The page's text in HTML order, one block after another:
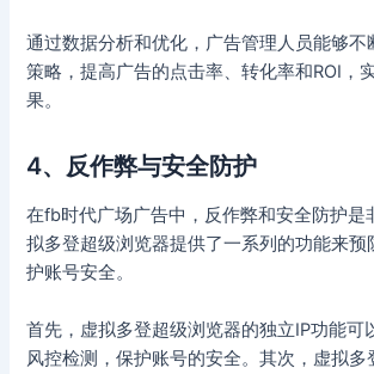
通过数据分析和优化，广告管理人员能够不
策略，提高广告的点击率、转化率和ROI，
果。
4、反作弊与安全防护
在fb时代广场广告中，反作弊和安全防护是
拟多登超级浏览器提供了一系列的功能来预
护账号安全。
首先，虚拟多登超级浏览器的独立IP功能可
风控检测，保护账号的安全。其次，虚拟多